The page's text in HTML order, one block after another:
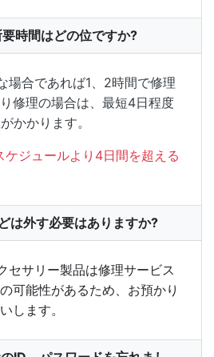
時間はどの位ですか?
場合であれば1、2時間で修理
修理の場合は、最短4日程度
かかります。
ジュールより4日間を超える
は外す必要はありますか?
セサリー製品は修理サービス
可能性があるため、お預かり
します。